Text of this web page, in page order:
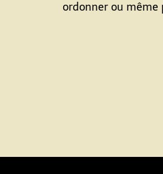
ordonner ou même